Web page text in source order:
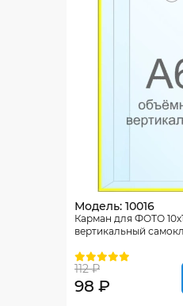
Модель: 10016
Карман для ФОТО
вертикальный
112 ₽
98 ₽